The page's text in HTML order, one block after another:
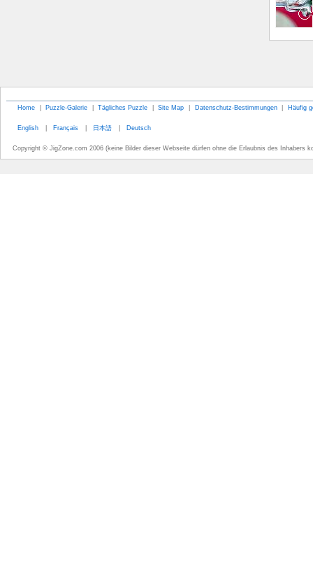
Home | Puzzle-Galerie | Tägliches Puzzle | Site Map | Datenschutz-Bestimmungen | Häufig
English | Français | 日本語 | Deutsch
Copyright © JigZone.com 2006 (keine Bilder dieser Webseite dürfen ohne die Erlaubnis des Inhabers